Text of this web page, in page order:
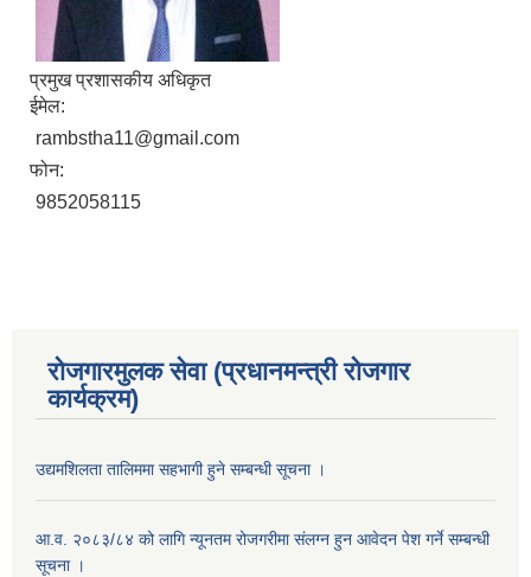
प्रमुख प्रशासकीय अधिकृत
ईमेल:
rambstha11@gmail.com
फोन:
9852058115
रोजगारमुलक सेवा (प्रधानमन्त्री रोजगार
कार्यक्रम)
उद्यमशिलता तालिममा सहभागी हुने सम्बन्धी सूचना ।
आ.व. २०८३/८४ को लागि न्यूनतम रोजगरीमा संलग्न हुन आवेदन पेश गर्ने सम्बन्धी
सूचना ।